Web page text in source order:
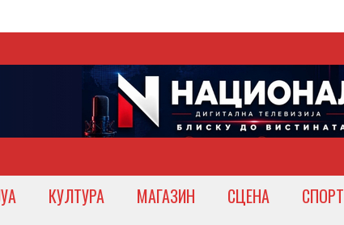
КУЛТУРА МАГАЗИН СЦЕНА СПОРТ